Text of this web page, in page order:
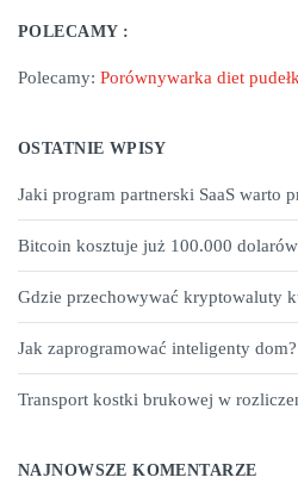
POLECAMY :
Polecamy: Porównywarka diet
OSTATNIE WPISY
Jaki program partnerski SaaS warto
Bitcoin kosztuje już 100.000
Gdzie przechowywać kryptowaluty
Jak zaprogramować inteligenty
Transport kostki brukowej w
NAJNOWSZE KOMENTARZE